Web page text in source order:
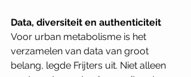
Data, diversiteit en authenticiteit
Voor urban metabolisme is het
verzamelen van data van groot
belang, legde Frijters uit. Niet alleen